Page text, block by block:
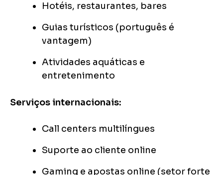
Hotéis, restaurantes, bares
Guias turísticos (português é
vantagem)
Atividades aquáticas e
entretenimento
Serviços internacionais:
Call centers multilíngues
Suporte ao cliente online
Gaming e apostas online (setor forte